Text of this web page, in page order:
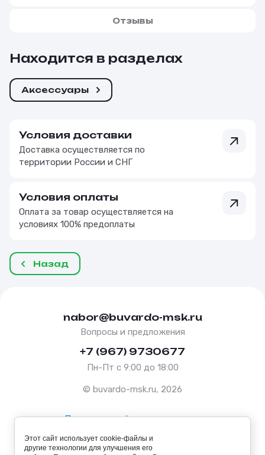
Отзывы
Находится в разделах
Аксессуары
Условия доставки
Доставка осуществляется по
территории России и СНГ
Условия оплаты
Оплата за товар осуществляется на
условиях 100% предоплаты
Назад
nabor@buvardo-msk.ru
Вопросы и предложения
+7 (967) 9730677
Пн-Пт с 9:00 до 18:00
© buvardo-msk.ru, 2026
Политика конфиденциальности
Оферта
Этот сайт использует cookie-файлы и
другие технологии для улучшения его